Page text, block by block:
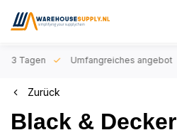
3 Tagen Umfangreiches angebot
Zurück
Black & Decker